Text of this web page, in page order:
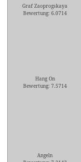
Graf Zaoprogskaya
Bewertung: 6.0714
Hang On
Bewertung: 7.5714
Angeln